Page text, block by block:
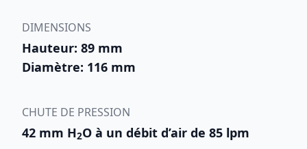
DIMENSIONS
Hauteur: 89 mm
Diamètre: 116 mm
CHUTE DE PRESSION
42 mm H2O à un débit d’air de 85 lpm